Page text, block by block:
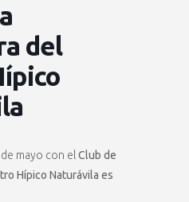
del
mayo con el Club de
Hípico Naturávila es